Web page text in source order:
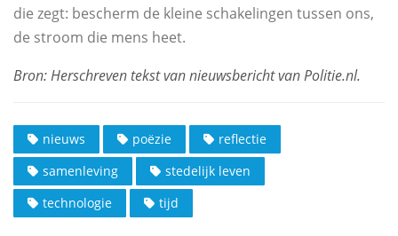
die zegt: bescherm de kleine schakelingen tussen ons,
de stroom die mens heet.
nieuws poëzie
reflectie
samenleving
stedelijk leven
technologie
tijd